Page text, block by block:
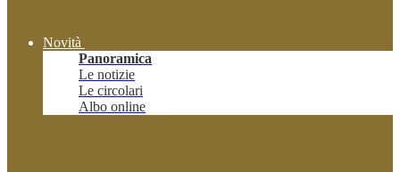
Novità
Panoramica
Le notizie
Le circolari
Albo online